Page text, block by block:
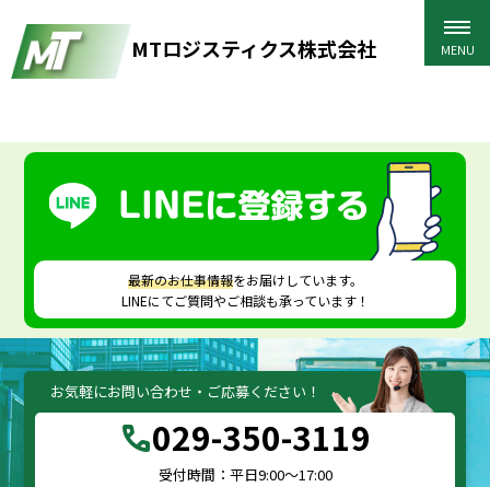
MTロジスティクス株式会社
最新のお仕事情報をお届けしています。
LINEにてご質問やご相談も承っています！
お気軽にお問い合わせ・ご応募ください！
call029-350-3119
受付時間：平日9:00～17:00